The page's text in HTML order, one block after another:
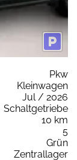
Pkw
Kleinwagen
Jul / 2026
Schaltgetriebe
10 km
5
Grün
Zentrallager